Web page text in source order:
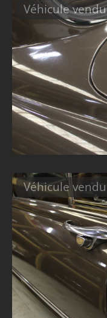
Véhicule vendu
Véhicule vendu